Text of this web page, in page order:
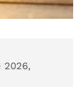
2026,